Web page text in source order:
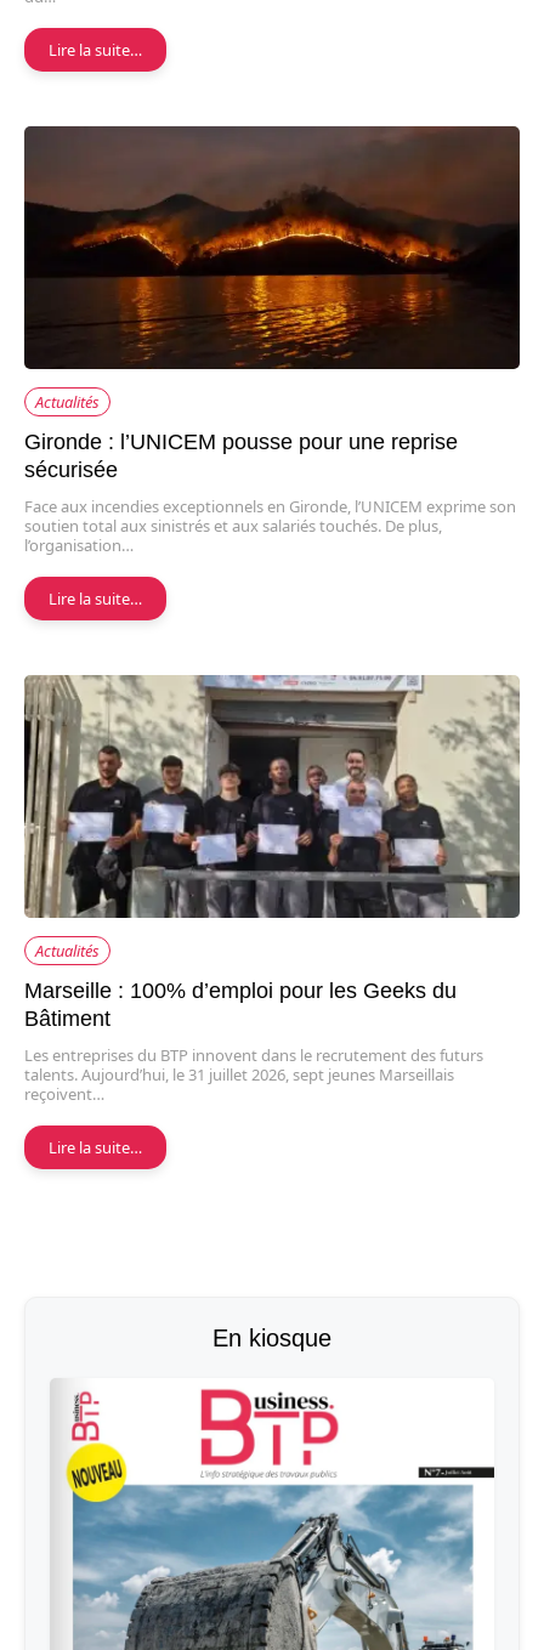
Lire la suite…
Actualités
Gironde : l’UNICEM pousse pour une reprise
sécurisée
Face aux incendies exceptionnels en Gironde, l’UNICEM exprime son
soutien total aux sinistrés et aux salariés touchés. De plus,
l’organisation…
Lire la suite…
Actualités
Marseille : 100% d’emploi pour les Geeks du
Bâtiment
Les entreprises du BTP innovent dans le recrutement des futurs
talents. Aujourd’hui, le 31 juillet 2026, sept jeunes Marseillais
reçoivent…
Lire la suite…
En kiosque